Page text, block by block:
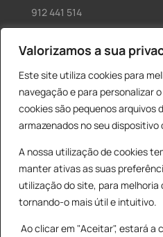
Valorizamos a sua
Este site utiliza cookies para
navegação e para personalizar
cookies são pequenos arquivos
armazenados no seu
A nossa utilização de cookies
manter ativas as suas
utilização do site, para melhoria
tornando-o mais útil e intuitivo.
Ao clicar em "Aceitar", estará a
912 441 514
R. António Andrade, 1171
2820-287 • Charneca de
Products
search